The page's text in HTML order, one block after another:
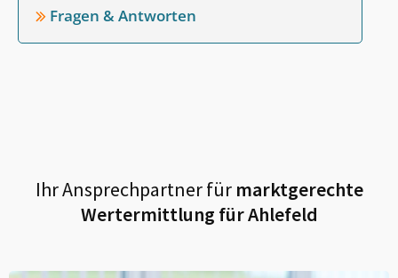
Fragen & Antworten
Ihr Ansprechpartner fürmarktgerechte
Wertermittlung fürAhlefeld